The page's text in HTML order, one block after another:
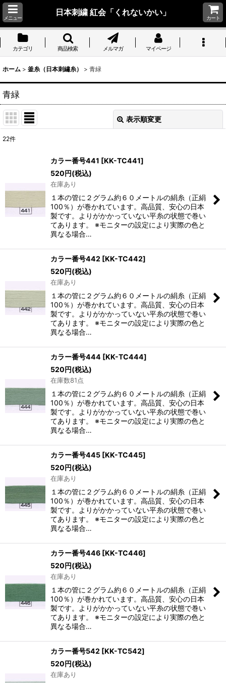
メニュー
日本刺繍 紅会「くれないかい」
カート
カテゴリ 商品検索 メルマガ マイページ
ホーム > 釜糸（日本刺繡糸） > 青緑
青緑
表示順変更
絞り込む
22件
カラー番号441 [KK-TC441]
520円(税込)
在庫あり
１本の管に２グラム約６０メートルの絹糸（正絹
100％）が巻かれています。高品質、安心の日本
製です。よりがかかっていない平糸の状態で巻い
てあります。 ※モニターの設定により実際の色と
異なる場合…
カラー番号442 [KK-TC442]
520円(税込)
在庫あり
１本の管に２グラム約６０メートルの絹糸（正絹
100％）が巻かれています。高品質、安心の日本
製です。よりがかかっていない平糸の状態で巻い
てあります。 ※モニターの設定により実際の色と
異なる場合…
カラー番号444 [KK-TC444]
520円(税込)
在庫数81点
１本の管に２グラム約６０メートルの絹糸（正絹
100％）が巻かれています。高品質、安心の日本
製です。よりがかかっていない平糸の状態で巻い
てあります。 ※モニターの設定により実際の色と
異なる場合…
カラー番号445 [KK-TC445]
520円(税込)
在庫あり
１本の管に２グラム約６０メートルの絹糸（正絹
100％）が巻かれています。高品質、安心の日本
製です。よりがかかっていない平糸の状態で巻い
てあります。 ※モニターの設定により実際の色と
異なる場合…
カラー番号446 [KK-TC446]
520円(税込)
在庫あり
１本の管に２グラム約６０メートルの絹糸（正絹
100％）が巻かれています。高品質、安心の日本
製です。よりがかかっていない平糸の状態で巻い
てあります。 ※モニターの設定により実際の色と
異なる場合…
カラー番号542 [KK-TC542]
520円(税込)
在庫あり